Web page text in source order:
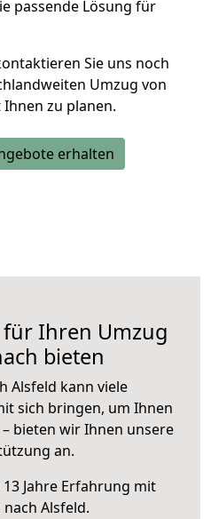
passende Lösung für
Sie uns noch
Umzug von
zu planen.
erhalten
Ihren Umzug
bieten
Alsfeld kann viele
sich bringen, um Ihnen
bieten wir Ihnen unsere
an.
Jahre Erfahrung mit
nach Alsfeld.